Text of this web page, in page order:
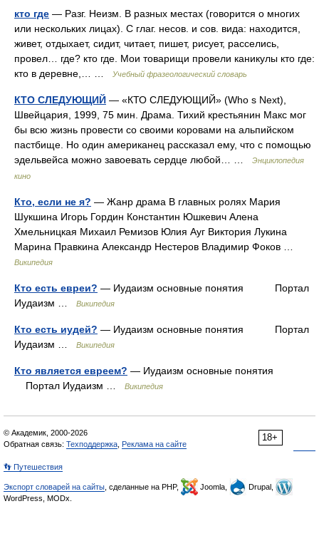
кто где — Разг. Неизм. В разных местах (говорится о многих
или нескольких лицах). С глаг. несов. и сов. вида: находится,
живет, отдыхает, сидит, читает, пишет, рисует, расселись,
провел… где? кто где. Мои товарищи провели каникулы кто где:
кто в деревне,… …
Учебный фразеологический словарь
КТО СЛЕДУЮЩИЙ — «КТО СЛЕДУЮЩИЙ» (Who s Next),
Швейцария, 1999, 75 мин. Драма. Тихий крестьянин Макс мог
бы всю жизнь провести со своими коровами на альпийском
пастбище. Но один американец рассказал ему, что с помощью
эдельвейса можно завоевать сердце любой… …
Энциклопедия
кино
Кто, если не я? — Жанр драма В главных ролях Мария
Шукшина Игорь Гордин Константин Юшкевич Алена
Хмельницкая Михаил Ремизов Юлия Ауг Виктория Лукина
Марина Правкина Александр Нестеров Владимир Фоков …
Википедия
Кто есть евреи? — Иудаизм основные понятия Портал
Иудаизм …
Википедия
Кто есть иудей? — Иудаизм основные понятия Портал
Иудаизм …
Википедия
Кто является евреем? — Иудаизм основные понятия
Портал Иудаизм …
Википедия
18+
© Академик, 2000-2026
Обратная связь: Техподдержка Реклама на сайте
👣 Путешествия
Экспорт словарей на сайты , сделанные на PHP, Joomla,
Drupal,
WordPress, MODx.